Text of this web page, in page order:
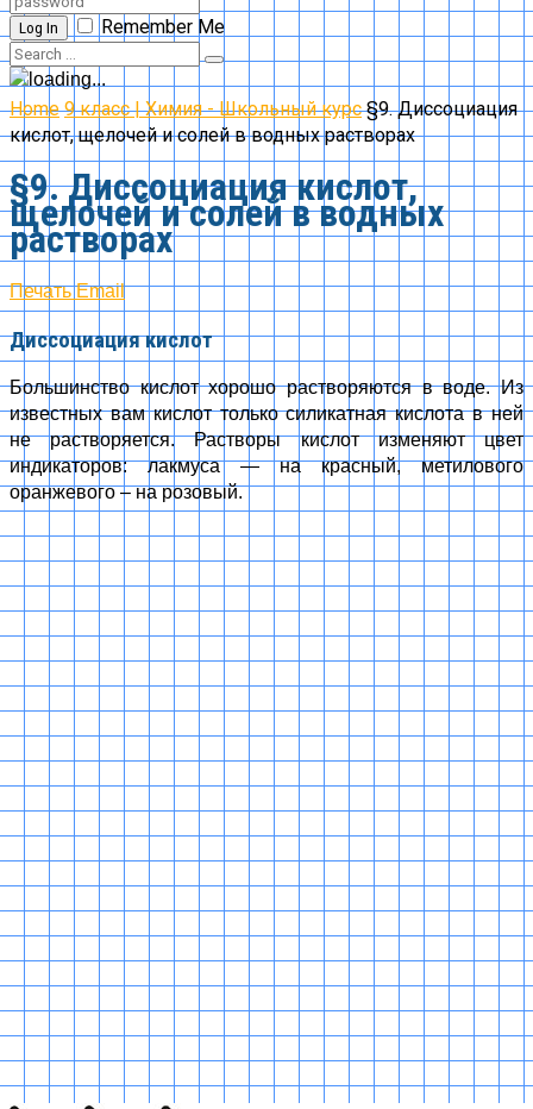
Log In Remember Me
Home 9 класс | Химия - Школьный курс §9. Диссоциация
кислот, щелочей и солей в водных растворах
§9. Диссоциация кислот,
щелочей и солей в водных
растворах
Печать Email
Диссоциация кислот
Большинство кислот хорошо растворяются в воде. Из
известных вам кислот только силикатная кислота в ней
не растворяется. Растворы кислот изменяют цвет
индикаторов: лакмуса — на красный, метилового
оранжевого – на розовый.